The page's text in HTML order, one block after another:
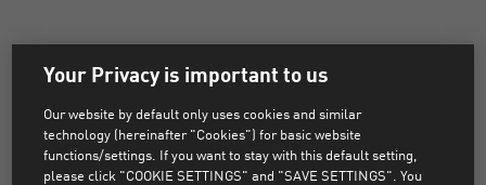
AUCUN PRODUIT TROUVÉ
Désolé, les produits qui correspondent aux filtres
sélectionnés sont introuvables.
Your Privacy is important to us
Our website by default only uses cookies and similar
technology (hereinafter "Cookies") for basic website
functions/settings. If you want to stay with this default setting,
please click "COOKIE SETTINGS" and "SAVE SETTINGS". You